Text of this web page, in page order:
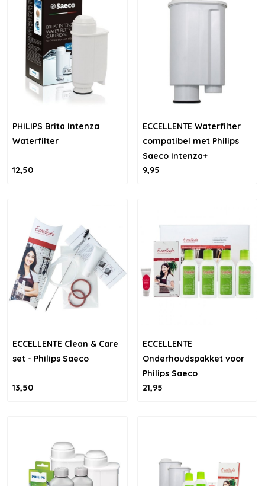
PHILIPS Brita Intenza
Waterfilter
12,50
ECCELLENTE Waterfilter
compatibel met Philips
Saeco Intenza+
9,95
ECCELLENTE Clean & Care
set - Philips Saeco
13,50
ECCELLENTE
Onderhoudspakket voor
Philips Saeco
21,95